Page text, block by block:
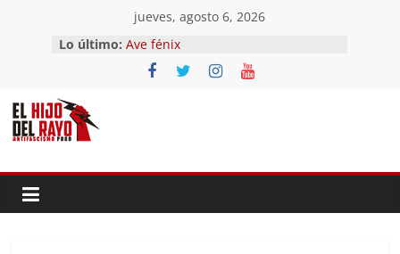
contenido
jueves, agosto 6, 2026
Lo último: Ave fénix
¿Dios no existe?
First Time